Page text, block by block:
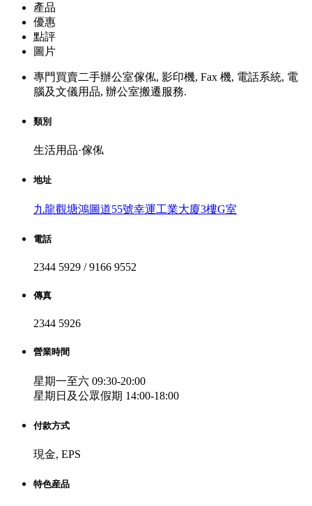
產品
優惠
點評
圖片
專門買賣二手辦公室傢俬, 影印機, Fax 機, 電話系統, 電
腦及文儀用品, 辦公室搬遷服務.
類別
生活用品·傢俬
地址
九龍觀塘鴻圖道55號幸運工業大廈3樓G室
電話
2344 5929 / 9166 9552
傳真
2344 5926
營業時間
星期一至六 09:30-20:00
星期日及公眾假期 14:00-18:00
付款方式
現金, EPS
特色産品